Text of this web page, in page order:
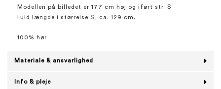
Modellen på billedet er 177 cm høj og iført str. S
Fuld længde i størrelse S, ca. 129 cm.
100% hør
Materiale & ansvarlighed
Info & pleje